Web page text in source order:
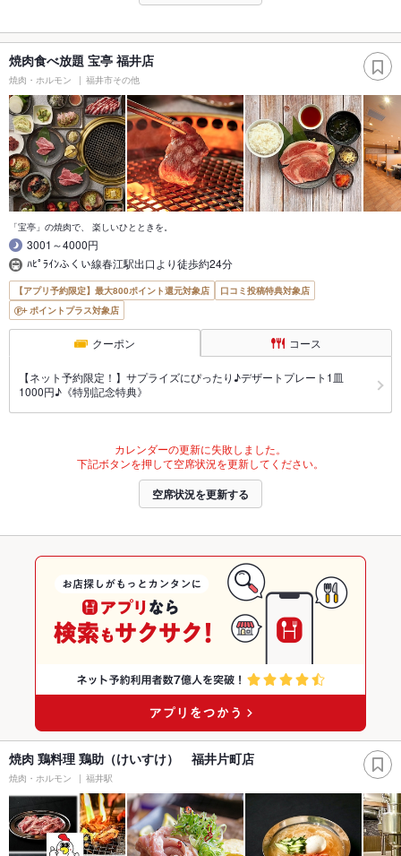
焼肉食べ放題 宝亭 福井店
焼肉・ホルモン 福井市その他
「宝亭」の焼肉で、 楽しいひとときを。
3001～4000円
ﾊﾋﾟﾗｲﾝふくい線春江駅出口より徒歩約24分
【アプリ予約限定】最大800ポイント還元対象店
口コミ投稿特典対象店
ポイントプラス対象店
クーポン コース
【ネット予約限定！】サプライズにぴったり♪デザートプレート1皿
1000円♪《特別記念特典》
カレンダーの更新に失敗しました。
下記ボタンを押して空席状況を更新してください。
空席状況を更新する
焼肉 鶏料理 鶏助（けいすけ） 福井片町店
焼肉・ホルモン 福井駅